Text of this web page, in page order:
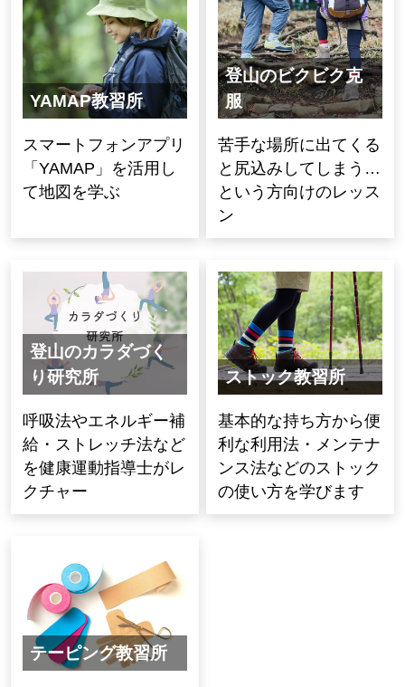
YAMAP教習所
スマートフォンアプリ
「YAMAP」を活用し
て地図を学ぶ
登山のビクビク克
服
苦手な場所に出てくる
と尻込みしてしまう…
という方向けのレッス
ン
登山のカラダづく
り研究所
呼吸法やエネルギー補
給・ストレッチ法など
を健康運動指導士がレ
クチャー
ストック教習所
基本的な持ち方から便
利な利用法・メンテナ
ンス法などのストック
の使い方を学びます
テーピング教習所